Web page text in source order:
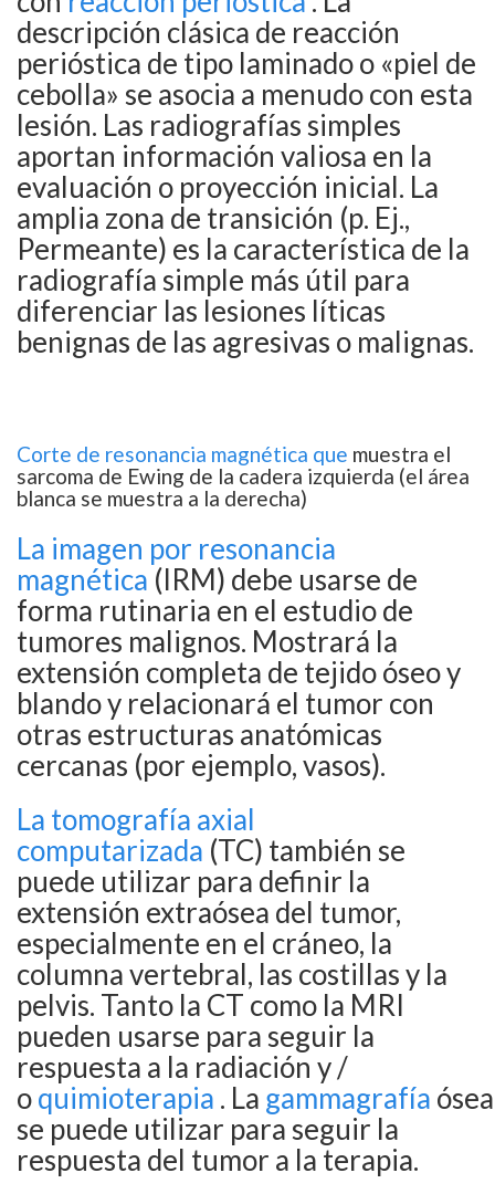
descripción clásica de reacción
perióstica de tipo laminado o «piel de
cebolla» se asocia a menudo con esta
lesión. Las radiografías simples
aportan información valiosa en la
evaluación o proyección inicial. La
amplia zona de transición (p. Ej.,
Permeante) es la característica de la
radiografía simple más útil para
diferenciar las lesiones líticas
benignas de las agresivas o malignas.
Corte de resonancia magnética que muestra el
sarcoma de Ewing de la cadera izquierda (el área
blanca se muestra a la derecha)
La imagen por resonancia
magnética (IRM) debe usarse de
forma rutinaria en el estudio de
tumores malignos. Mostrará la
extensión completa de tejido óseo y
blando y relacionará el tumor con
otras estructuras anatómicas
cercanas (por ejemplo, vasos).
La tomografía axial
computarizada (TC) también se
puede utilizar para definir la
extensión extraósea del tumor,
especialmente en el cráneo, la
columna vertebral, las costillas y la
pelvis. Tanto la CT como la MRI
pueden usarse para seguir la
respuesta a la radiación y /
oquimioterapia . La gammagrafía
se puede utilizar para seguir la
respuesta del tumor a la terapia.